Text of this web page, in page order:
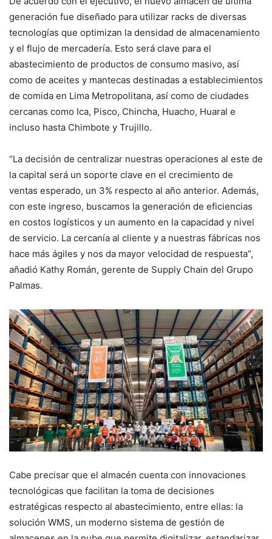
generación fue diseñado para utilizar racks de diversas
tecnologías que optimizan la densidad de almacenamiento
y el flujo de mercadería. Esto será clave para el
abastecimiento de productos de consumo masivo, así
como de aceites y mantecas destinadas a establecimientos
de comida en Lima Metropolitana, así como de ciudades
cercanas como Ica, Pisco, Chincha, Huacho, Huaral e
incluso hasta Chimbote y Trujillo.
“La decisión de centralizar nuestras operaciones al este de
la capital será un soporte clave en el crecimiento de
ventas esperado, un 3% respecto al año anterior. Además,
con este ingreso, buscamos la generación de eficiencias
en costos logísticos y un aumento en la capacidad y nivel
de servicio. La cercanía al cliente y a nuestras fábricas nos
hace más ágiles y nos da mayor velocidad de respuesta”,
añadió Kathy Román, gerente de Supply Chain del Grupo
Palmas.
Cabe precisar que el almacén cuenta con innovaciones
tecnológicas que facilitan la toma de decisiones
estratégicas respecto al abastecimiento, entre ellas: la
solución WMS, un moderno sistema de gestión de